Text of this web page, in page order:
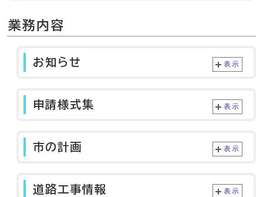
業務内容
お知らせ 表示
申請様式集 表示
市の計画 表示
道路工事情報 表示